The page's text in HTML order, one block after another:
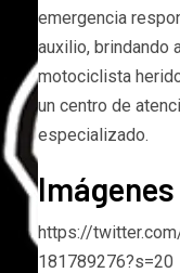
emergencia
auxilio, brindando
motociclista
un centro de
especializado.
https://
181789276?s=20